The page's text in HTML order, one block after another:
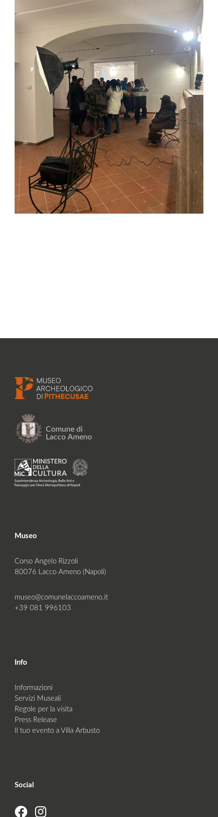
Museo
Corso Angelo Rizzoli
80076 Lacco Ameno (Napoli)
museo@comunelaccoameno.it
+39 081 996103
Info
Informazioni
Servizi Museali
Regole per la visita
Press Release
Il tuo evento a Villa Arbusto
Social